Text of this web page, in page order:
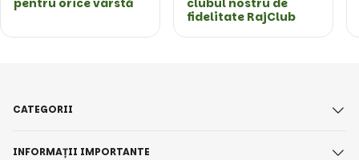
fidelitate RajClub
CATEGORII
INFORMAȚII IMPORTANTE